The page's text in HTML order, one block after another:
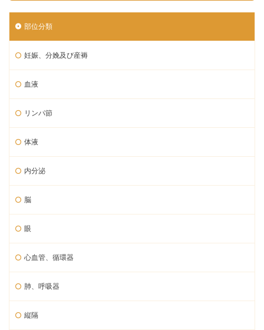
部位分類
妊娠、分娩及び産褥
血液
リンパ節
体液
内分泌
脳
眼
心血管、循環器
肺、呼吸器
縦隔